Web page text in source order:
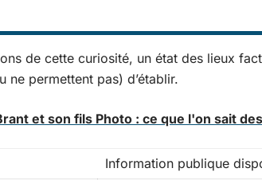
de cette curiosité, un état des lieux
ne permettent pas) d’établir.
et son fils Photo : ce que l'on sait
Information publique